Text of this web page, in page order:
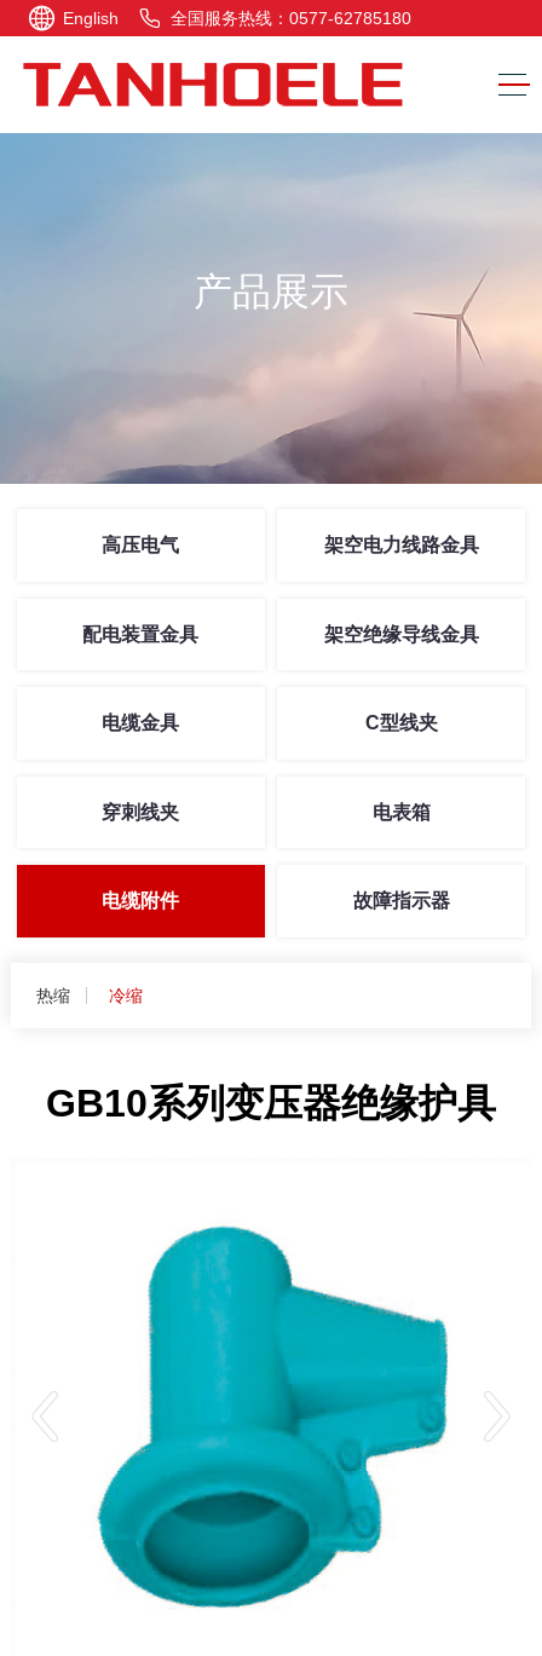
English 全国服务热线：0577-62785180
产品展示
高压电气 架空电力线路金具
配电装置金具 架空绝缘导线金具
电缆金具 C型线夹
穿刺线夹 电表箱
电缆附件 故障指示器
热缩 冷缩
GB10系列变压器绝缘护具